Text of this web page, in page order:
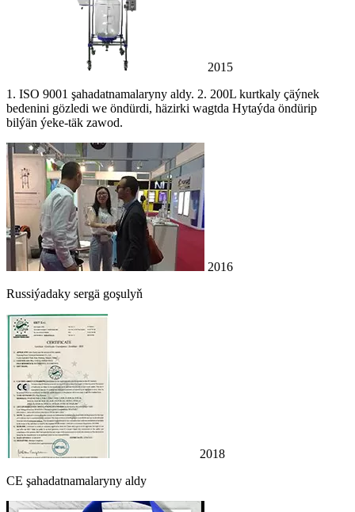
2015
1. ISO 9001 şahadatnamalaryny aldy. 2. 200L kurtkaly çäýnek
bedenini gözledi we öndürdi, häzirki wagtda Hytaýda öndürip
bilýän ýeke-täk zawod.
2016
Russiýadaky sergä goşulyň
2018
CE şahadatnamalaryny aldy